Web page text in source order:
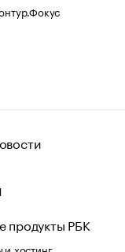
продукты РБК
хостинг